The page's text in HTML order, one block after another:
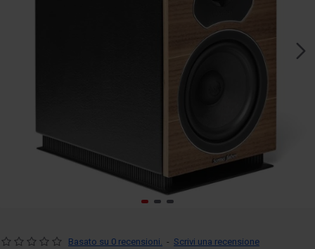
Basato su 0 recensioni. - Scrivi una recensione